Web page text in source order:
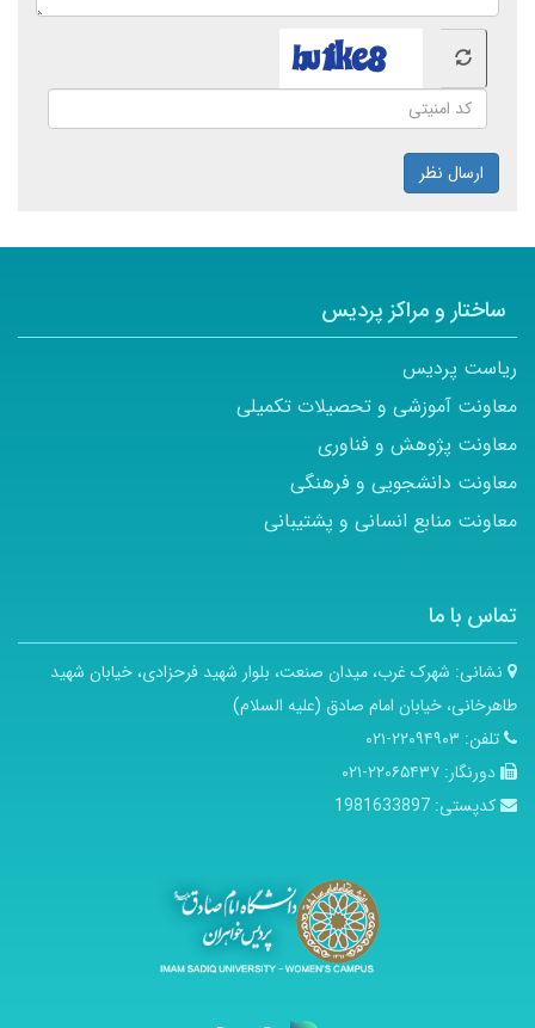
ارسال نظر
ساختار و مراکز پردیس
ریاست پردیس
معاونت آموزشی و تحصیلات تکمیلی
معاونت پژوهش و فناوری
معاونت دانشجویی و فرهنگی
معاونت منابع انسانی و پشتیبانی
تماس با ما
نشانی: شهرک غرب، میدان صنعت، بلوار شهید فرحزادی، خیابان شهید
طاهرخانی، خیابان امام صادق (علیه السلام)
تلفن: ۲۲۰۹۴۹۰۳-۰۲۱
دورنگار: ۲۲۰۶۵۴۳۷-۰۲۱
کدپستی: 1981633897